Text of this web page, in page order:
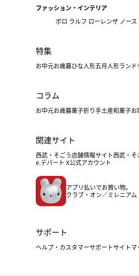
ファッション・インテリア
ポロ ラルフ ローレンザ ノース
特集
お中元お歳暮ひな人形五月人形ランド
コラム
お中元お歳暮菓子折り手土産和菓子お
関連サイト
西武・そごう店舗情報サイト西武・そ
e.デパート X公式アカウント
アプリ払いでお買い物。
クラブ・オン／ミレニアム
サポート
ヘルプ・カスタマーサポートサイトマ